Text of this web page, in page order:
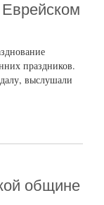
праздников.
выслушали
общине